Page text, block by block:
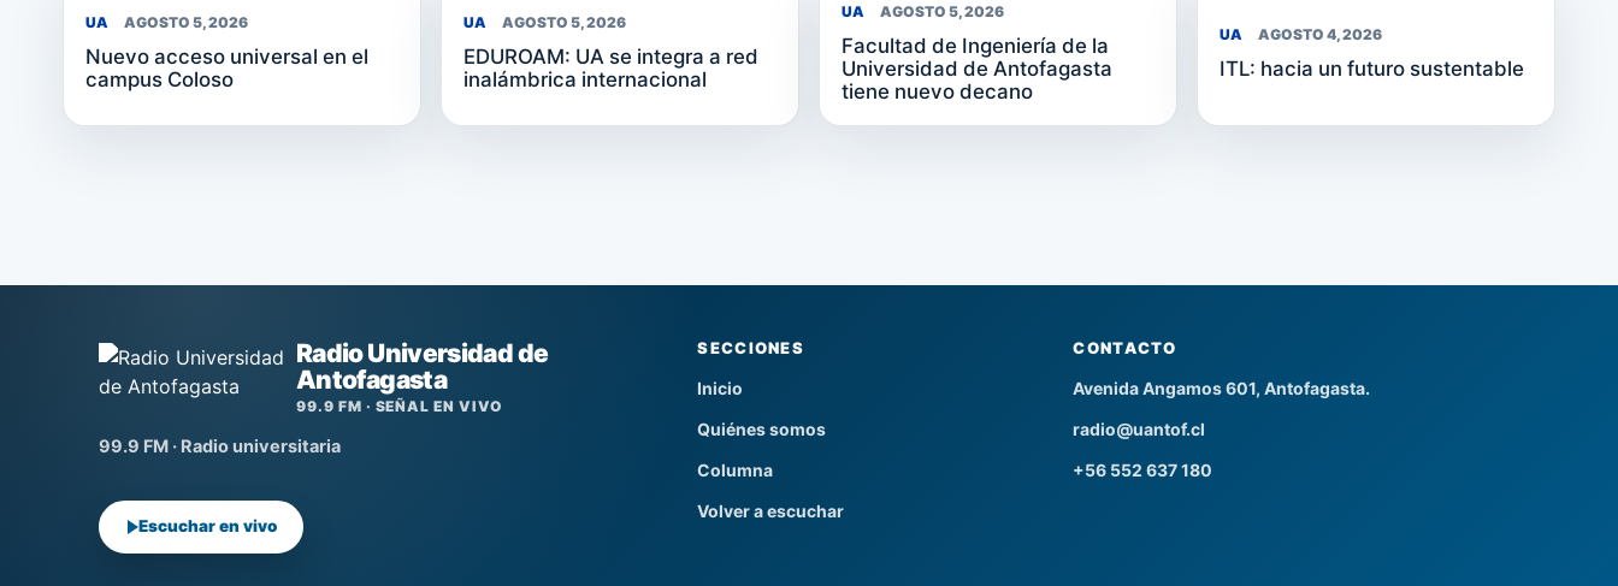
UA AGOSTO 5, 2026
Nuevo acceso universal en el
campus Coloso
UA AGOSTO 5, 2026
EDUROAM: UA se integra a red
inalámbrica internacional
UA AGOSTO 5, 2026
Facultad de Ingeniería de la
Universidad de Antofagasta
tiene nuevo decano
UA AGOSTO 4, 2026
ITL: hacia un futuro sustentable
Radio Universidad de
Antofagasta
99.9 FM · SEÑAL EN VIVO
99.9 FM · Radio universitaria
Escuchar en vivo
SECCIONES
Inicio
Quiénes somos
Columna
Volver a escuchar
CONTACTO
Avenida Angamos 601, Antofagasta.
radio@uantof.cl
+56 552 637 180